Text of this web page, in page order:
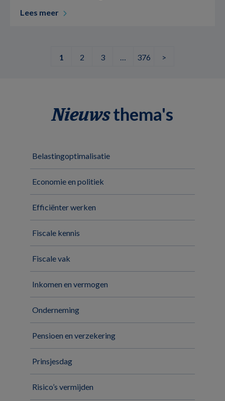
Lees meer
1 2 3 … 376 >
Nieuwsthema's
Belastingoptimalisatie
Economie en politiek
Efficiënter werken
Fiscale kennis
Fiscale vak
Inkomen en vermogen
Onderneming
Pensioen en verzekering
Prinsjesdag
Risico’s vermijden